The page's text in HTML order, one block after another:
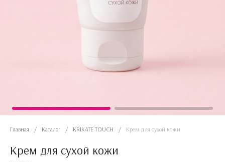
Главная / Каталог / KRIKATE TOUCH / Крем для сухой кожи
Крем для сухой кожи